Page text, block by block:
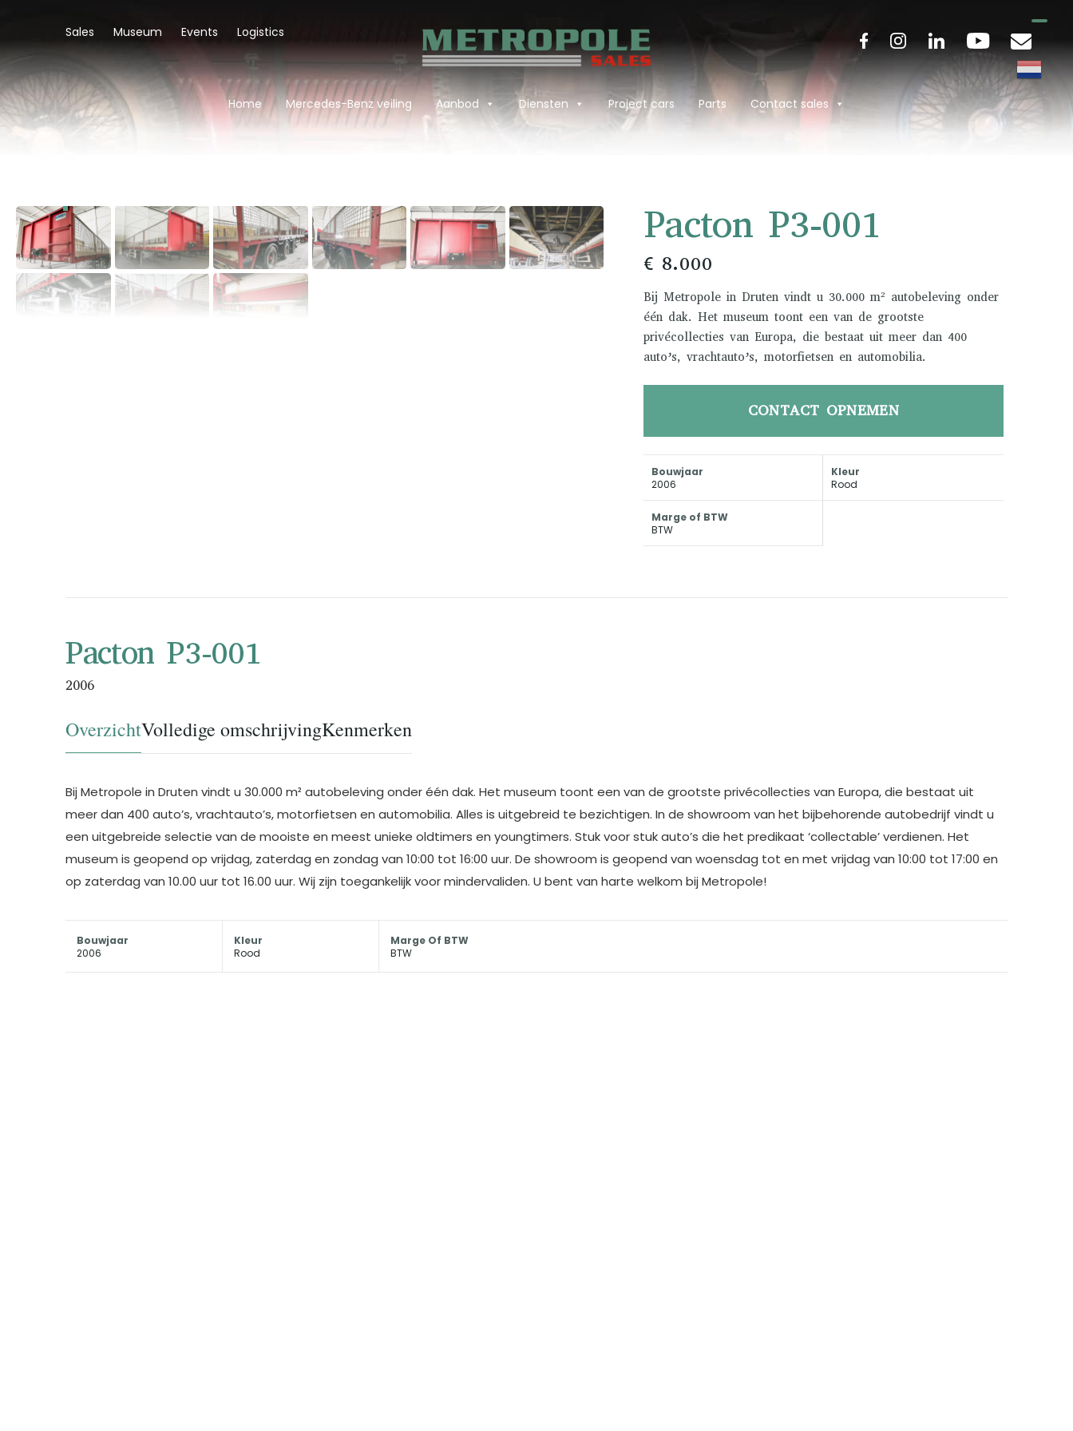
Sales Museum Events Logistics
Home Mercedes-Benz veiling Aanbod Diensten Project cars Parts Contact sales
‹ › Pacton P3-001
€ 8.000
Bij Metropole in Druten vindt u 30.000 m² autobeleving onder
één dak. Het museum toont een van de grootste
privécollecties van Europa, die bestaat uit meer dan 400
auto’s, vrachtauto’s, motorfietsen en automobilia.
CONTACT OPNEMEN
Bouwjaar
2006
Kleur
Rood
Marge of BTW
BTW
Pacton P3-001
2006
OverzichtVolledige omschrijvingKenmerken
Bij Metropole in Druten vindt u 30.000 m² autobeleving onder één dak. Het museum toont een van de grootste privécollecties van Europa, die bestaat uit
meer dan 400 auto’s, vrachtauto’s, motorfietsen en automobilia. Alles is uitgebreid te bezichtigen. In de showroom van het bijbehorende autobedrijf vindt u
een uitgebreide selectie van de mooiste en meest unieke oldtimers en youngtimers. Stuk voor stuk auto’s die het predikaat ‘collectable’ verdienen. Het
museum is geopend op vrijdag, zaterdag en zondag van 10:00 tot 16:00 uur. De showroom is geopend van woensdag tot en met vrijdag van 10:00 tot 17:00 en
op zaterdag van 10.00 uur tot 16.00 uur. Wij zijn toegankelijk voor mindervaliden. U bent van harte welkom bij Metropole!
Bouwjaar
2006
Kleur
Rood
Marge Of BTW
BTW